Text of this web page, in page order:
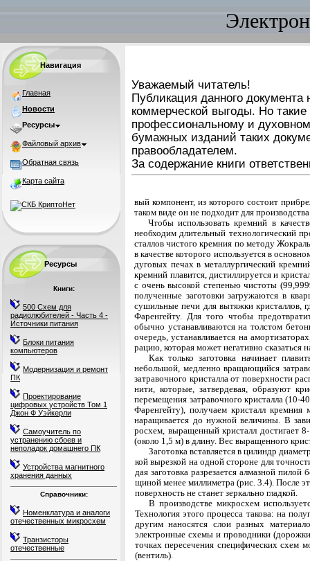
Навигация
Главная
Новости
Ресурсы
Файловый архив
Обратная связь
Карта сайта
Ресурсы
Книги:
500 Схем для
радиолюбителей - Часть 4 -
Источники питания
Блоки питания
компьютеров
Модернизация и ремонт
ПК
Проектирование
цифровых устройств Том 1
Джон Ф Уэйкерли
Самоучитель по
устранению сбоев и
неполадок домашнего ПК
Устройства магнитного
хранения данных
Справочники:
Номенклатура и аналоги
отечественных микросхем
Транзисторы
отечественные
Уважаемый читатель!
Публикация данного документа
коммерческой выгоды. Но
профессиональному и
бумажных изданий таких
правообладателем.
За содержание книги
вый компонент, из которого состоит
таком виде он не подходит для
Чтобы использовать кремний в
необходим длительный технологический
сталлов чистого кремния по методу
в качестве которого используется в
дуговых печах в металлургический
кремний плавится, дистиллируется и
с очень высокой степенью чистоты
полученные заготовки загружаются в
сушильные печи для вытяжки кристаллов,
Фаренгейту. Для того чтобы
обычно устанавливаются на толстом
очередь, устанавливается на
рацию, которая может негативно сказаться
Как только заготовка начинает
небольшой, медленно вращающийся
затравочного кристалла от поверхности
нити, которые, затвердевая, образуют
перемещения затравочного кристалла (10-
Фаренгейту), получаем кристалл кремния
наращивается до нужной величины. В
росхем, выращенный кристалл достигает
(около 1,5 м) в длину. Вес выращенного
Заготовка вставляется в цилиндр
кой вырезкой на одной стороне для
дая заготовка разрезается алмазной
щиной менее миллиметра (рис. 3.4). После
поверхность не станет зеркально гладкой.
В производстве микросхем
Технология этого процесса такова: на
другим наносятся слои разных
электронные схемы и проводники
точках пересечения специфических схем
(вентиль).